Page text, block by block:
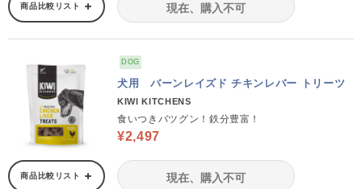
商品比較リスト 現在、購入不可
DOG
犬用 バーンレイズド チキンレバー トリーツ
KIWI KITCHENS
食いつきバツグン！鉄分豊富！
¥2,497
商品比較リスト 現在、購入不可